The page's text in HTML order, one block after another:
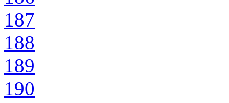
187
188
189
190